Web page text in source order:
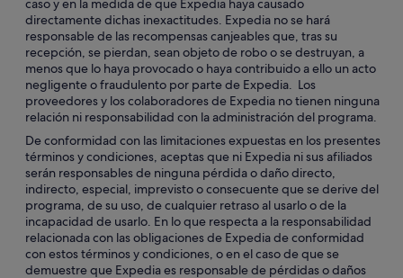
caso y en la medida de que Expedia haya causado
directamente dichas inexactitudes. Expedia no se hará
responsable de las recompensas canjeables que, tras su
recepción, se pierdan, sean objeto de robo o se destruyan, a
menos que lo haya provocado o haya contribuido a ello un acto
negligente o fraudulento por parte de Expedia. Los
proveedores y los colaboradores de Expedia no tienen ninguna
relación ni responsabilidad con la administración del programa.
De conformidad con las limitaciones expuestas en los presentes
términos y condiciones, aceptas que ni Expedia ni sus afiliados
serán responsables de ninguna pérdida o daño directo,
indirecto, especial, imprevisto o consecuente que se derive del
programa, de su uso, de cualquier retraso al usarlo o de la
incapacidad de usarlo. En lo que respecta a la responsabilidad
relacionada con las obligaciones de Expedia de conformidad
con estos términos y condiciones, o en el caso de que se
demuestre que Expedia es responsable de pérdidas o daños